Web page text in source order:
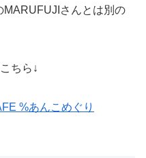
MARUFUJIさんとは別の
ちら↓
%あんこめぐり